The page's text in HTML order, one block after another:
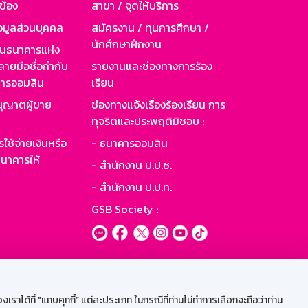
ได้ที่ "แถบคุกกี้” แต่ละประเภท ในกรณีที่ท่านไม่ทำการเลือกจะถือว่าท่าน
อง
มูลส่วนบุคคล
นาคารแห่ง
ายมือชื่อกำกับ
รออมสิน
ญาตผู้ขาย
ช้จ่ายเงินหรือ
คารให้
สาขา / จุดให้บริการ
สมัครงาน / ทุนการศึกษา /
นักศึกษาฝึกงาน
รายงานและช่องทางการร้อง
เรียน
ช่องทางแจ้งเรื่องร้องเรียน การ
ทุจริตและประพฤติมิชอบ :
- ธนาคารออมสิน
- สำนักงาน ป.ป.ช.
- สำนักงาน ป.ป.ท.
GSB Society :